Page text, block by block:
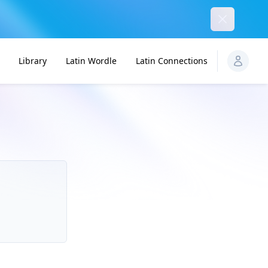
Library Latin Wordle Latin Connections